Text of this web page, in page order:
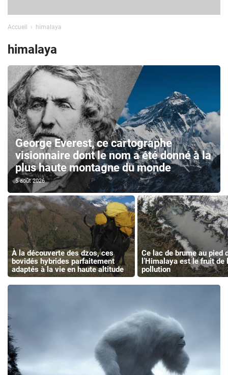
Accueil himalaya
himalaya
George Everest, ce cartographe
visionnaire dont le nom a été donné à la
plus haute montagne du monde
5 août 2026
À la découverte des dzos, ces
bovidés hybrides parfaitement
adaptés à la vie en haute altitude
Ce lac de brume au pied
l’Himalaya est le fruit de
pollution